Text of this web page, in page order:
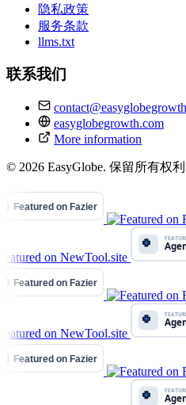
隐私政策
服务条款
llms.txt
联系我们
easyglobegrowth.com
More information
© 2026 EasyGlobe. 保留所有权利